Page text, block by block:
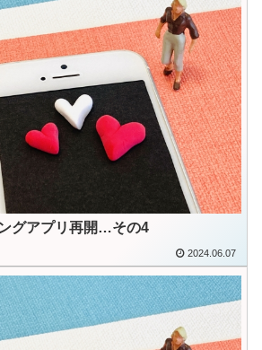
グアプリ再開…その4
2024.06.07